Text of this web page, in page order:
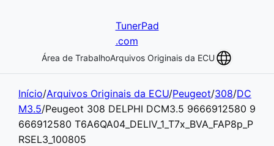
TunerPad
.com
Área de TrabalhoArquivos Originais da ECU
Início/Arquivos Originais da ECU/Peugeot/308/DC
M3.5/Peugeot 308 DELPHI DCM3.5 9666912580 9
666912580 T6A6QA04_DELIV_1_T7x_BVA_FAP8p_P
RSEL3_100805